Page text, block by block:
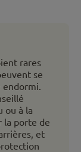
rares
se
endormi.
ou à la
la porte de
et